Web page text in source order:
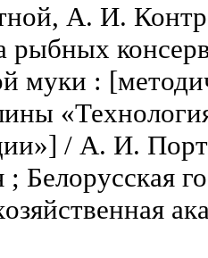
А. И.
рыбных
муки :
/ А. И.
Белорусская